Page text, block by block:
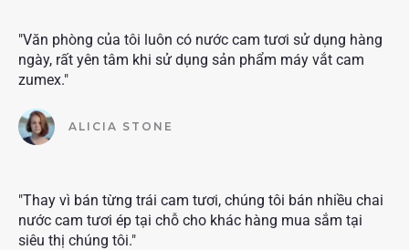
"Văn phòng của tôi luôn có nước cam tươi sử dụng hàng
ngày, rất yên tâm khi sử dụng sản phẩm máy vắt cam
zumex."
ALICIA STONE
"Thay vì bán từng trái cam tươi, chúng tôi bán nhiều chai
nước cam tươi ép tại chỗ cho khác hàng mua sắm tại
siêu thị chúng tôi."